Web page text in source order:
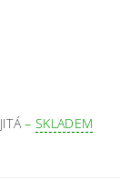
– SKLADEM